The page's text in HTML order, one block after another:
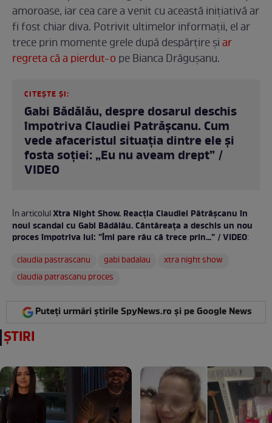
amoroase, iar cea care a venit cu această inițiativă ar
fi fost chiar diva. Potrivit ultimelor informații, el ar
trece prin momente grele după despărțire șiar
regreta că a pierdut-o pe Bianca Drăgușanu.
CITEȘTE ȘI:
Gabi Bădălău, despre dosarul deschis
împotriva Claudiei Patrășcanu. Cum
vede afaceristul situația dintre ele și
fosta soției: „Eu nu aveam drept” /
VIDEO
În articolulXtra Night Show. Reacția Claudiei Pătrășcanu în
noul scandal cu Gabi Bădălău. Cântăreața a deschis un nou
proces împotriva lui: ”Îmi pare rău că trece prin...” / VIDEO:
claudia pastrascanu
gabi badalau
xtra night show
claudia patrascanu proces
Puteți urmări știrile SpyNews.ro și pe Google News
ȘTIRI